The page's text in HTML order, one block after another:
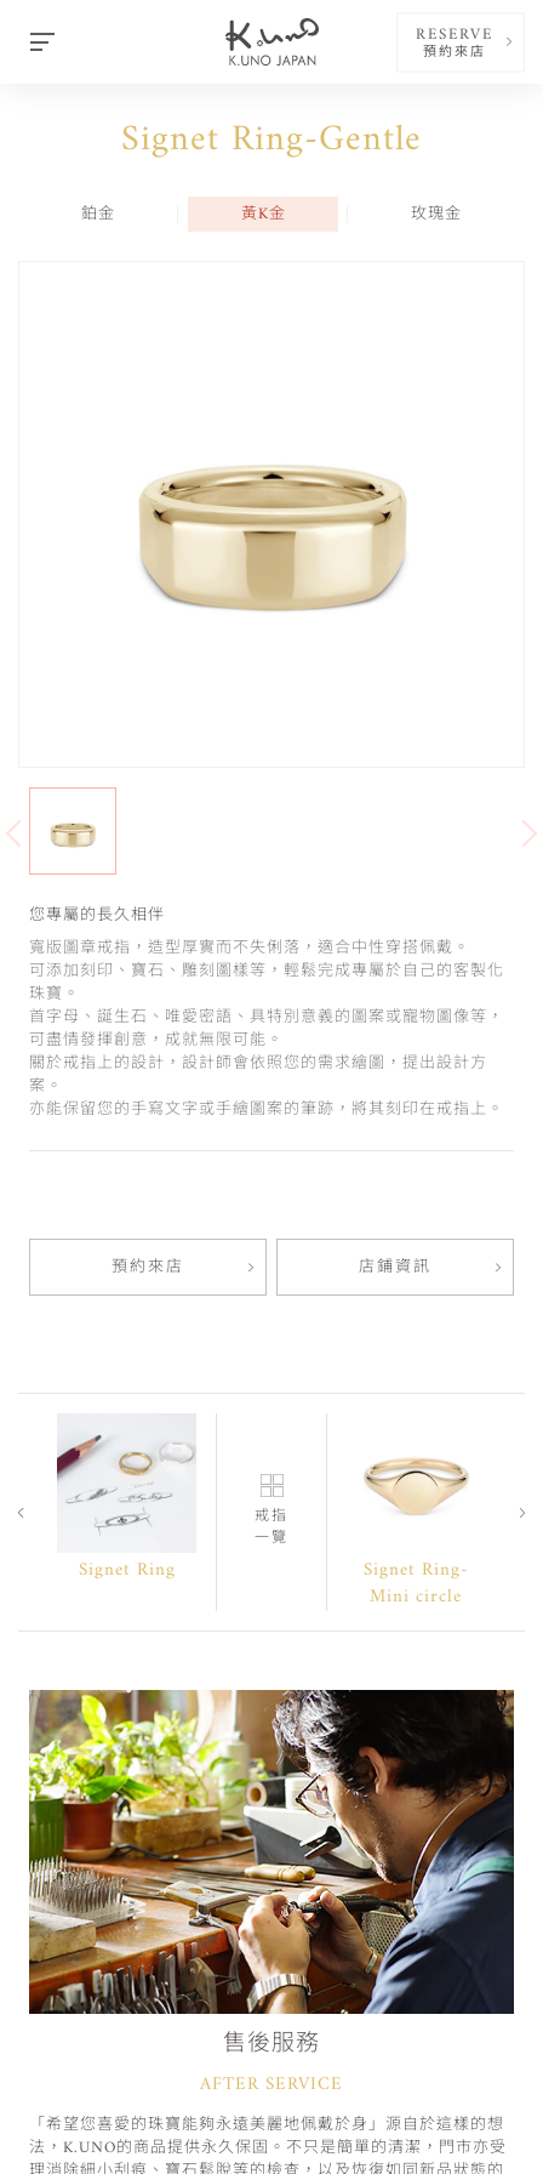
RESERVE
預約來店
Signet Ring-Gentle
鉑金 黃K金 玫瑰金
您專屬的長久相伴
寬版圖章戒指，造型厚實而不失俐落，適合中性穿搭佩戴。
可添加刻印、寶石、雕刻圖樣等，輕鬆完成專屬於自己的客製化
珠寶。
首字母、誕生石、唯愛密語、具特別意義的圖案或寵物圖像等，
可盡情發揮創意，成就無限可能。
關於戒指上的設計，設計師會依照您的需求繪圖，提出設計方
案。
亦能保留您的手寫文字或手繪圖案的筆跡，將其刻印在戒指上。
預約來店 店鋪資訊
Signet Ring
戒指
一覽
Signet Ring-
Mini circle
售後服務
AFTER SERVICE
「希望您喜愛的珠寶能夠永遠美麗地佩戴於身」源自於這樣的想
法，K.UNO的商品提供永久保固。不只是簡單的清潔，門市亦受